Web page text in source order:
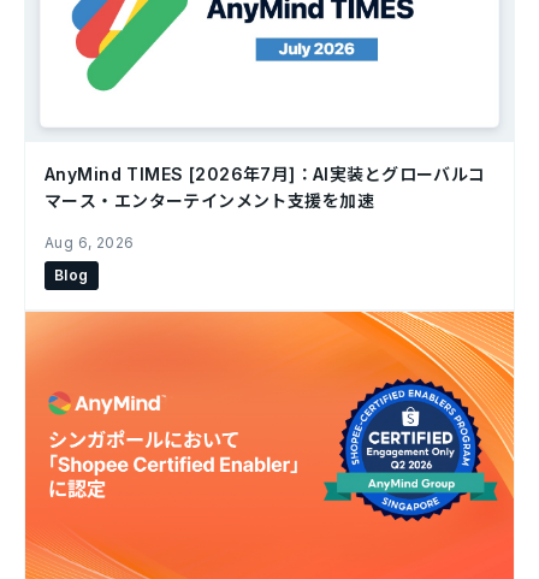
AnyMind TIMES [2026年7月]：AI実装とグローバルコ
マース・エンターテインメント支援を加速
Aug 6, 2026
Blog